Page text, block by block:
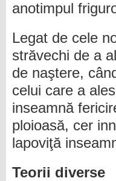
anotimpul
Legat de cele
străvechi de a
de naştere,
celui care a
inseamnă
ploioasă, cer
lapoviţă
Teorii diverse